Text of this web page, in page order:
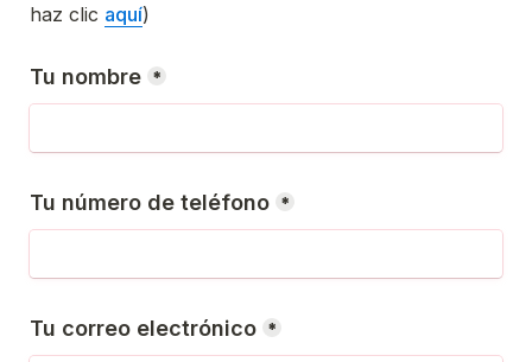
haz clic aquí)
Tu nombre *
Tu número de teléfono *
Tu correo electrónico *